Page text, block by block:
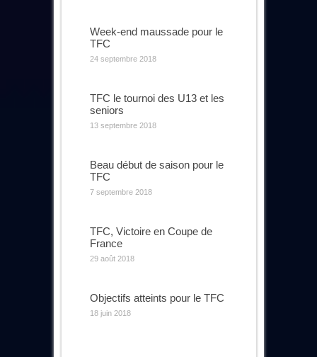
Week-end maussade pour le
TFC
24 septembre 2018
TFC le tournoi des U13 et les
seniors
13 septembre 2018
Beau début de saison pour le
TFC
7 septembre 2018
TFC, Victoire en Coupe de
France
29 août 2018
Objectifs atteints pour le TFC
18 juin 2018